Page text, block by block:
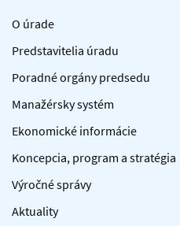
O úrade
Predstavitelia úradu
Poradné orgány predsedu
Manažérsky systém
Ekonomické informácie
Koncepcia, program a stratégia
Výročné správy
Aktuality